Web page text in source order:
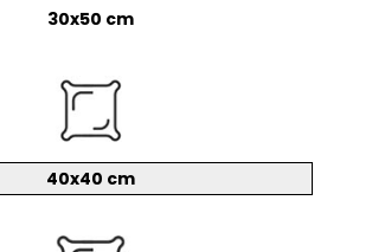
30x50 cm
40x40 cm